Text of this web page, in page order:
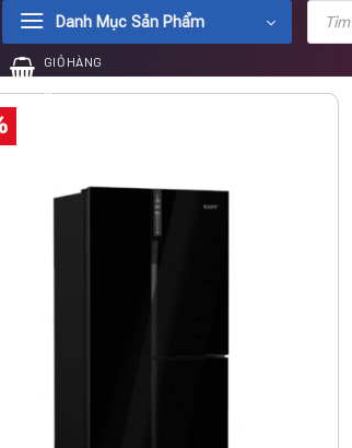
Danh Mục Sản Phẩm
Tìm
kiếm
phẩm
GIỎ HÀNG
0₫